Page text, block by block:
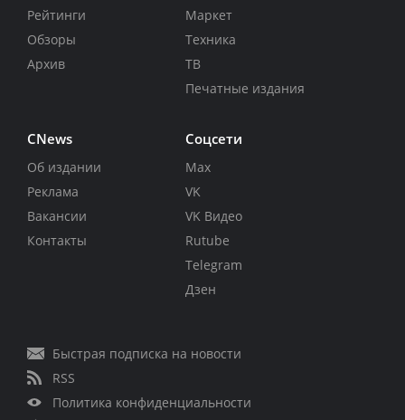
Рейтинги
Обзоры
Архив
Маркет
Техника
ТВ
Печатные издания
CNews
Об издании
Реклама
Вакансии
Контакты
Соцсети
Max
VK
VK Видео
Rutube
Telegram
Дзен
Быстрая подписка на новости
RSS
Политика конфиденциальности